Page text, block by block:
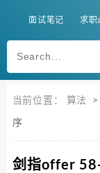
面试笔记 求职
当前位置： 算法 >
序
剑指offer